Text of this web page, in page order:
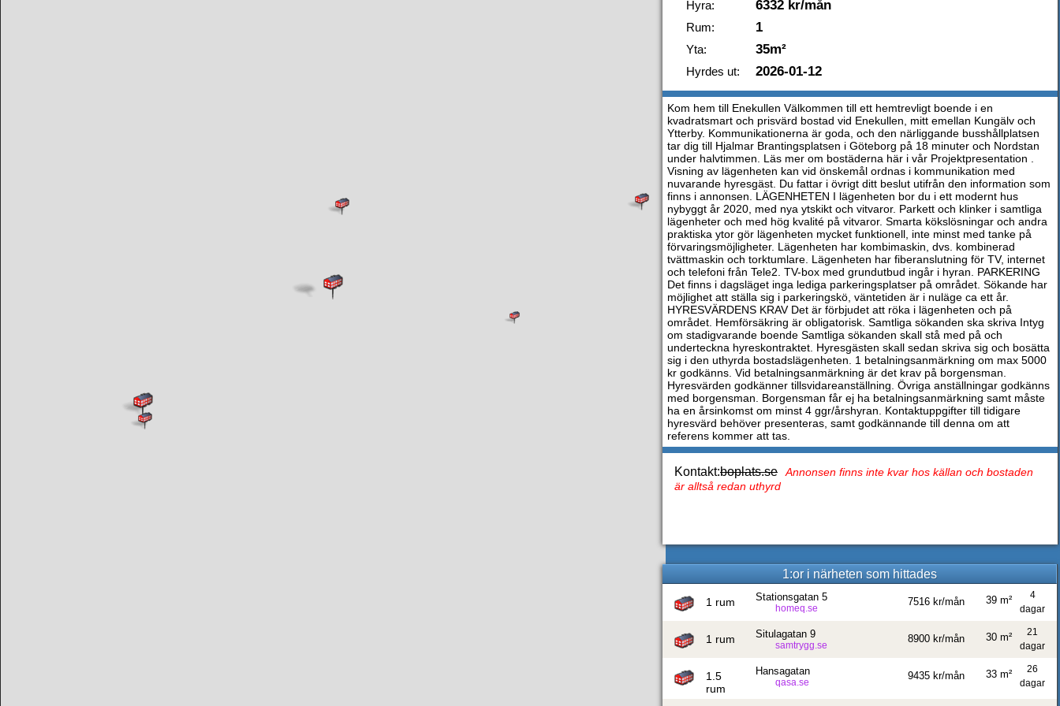
Hyra: 6332 kr/mån
Rum: 1
Yta: 35m²
Hyrdes ut: 2026-01-12
Kom hem till Enekullen Välkommen till ett hemtrevligt boende i en
kvadratsmart och prisvärd bostad vid Enekullen, mitt emellan Kungälv och
Ytterby. Kommunikationerna är goda, och den närliggande busshållplatsen
tar dig till Hjalmar Brantingsplatsen i Göteborg på 18 minuter och Nordstan
under halvtimmen. Läs mer om bostäderna här i vår Projektpresentation .
Visning av lägenheten kan vid önskemål ordnas i kommunikation med
nuvarande hyresgäst. Du fattar i övrigt ditt beslut utifrån den information som
finns i annonsen. LÄGENHETEN I lägenheten bor du i ett modernt hus
nybyggt år 2020, med nya ytskikt och vitvaror. Parkett och klinker i samtliga
lägenheter och med hög kvalité på vitvaror. Smarta kökslösningar och andra
praktiska ytor gör lägenheten mycket funktionell, inte minst med tanke på
förvaringsmöjligheter. Lägenheten har kombimaskin, dvs. kombinerad
tvättmaskin och torktumlare. Lägenheten har fiberanslutning för TV, internet
och telefoni från Tele2. TV-box med grundutbud ingår i hyran. PARKERING
Det finns i dagsläget inga lediga parkeringsplatser på området. Sökande har
möjlighet att ställa sig i parkeringskö, väntetiden är i nuläge ca ett år.
HYRESVÄRDENS KRAV Det är förbjudet att röka i lägenheten och på
området. Hemförsäkring är obligatorisk. Samtliga sökanden ska skriva Intyg
om stadigvarande boende Samtliga sökanden skall stå med på och
underteckna hyreskontraktet. Hyresgästen skall sedan skriva sig och bosätta
sig i den uthyrda bostadslägenheten. 1 betalningsanmärkning om max 5000
kr godkänns. Vid betalningsanmärkning är det krav på borgensman.
Hyresvärden godkänner tillsvidareanställning. Övriga anställningar godkänns
med borgensman. Borgensman får ej ha betalningsanmärkning samt måste
ha en årsinkomst om minst 4 ggr/årshyran. Kontaktuppgifter till tidigare
hyresvärd behöver presenteras, samt godkännande till denna om att
referens kommer att tas.
Kontakt:boplats.se
Annonsen finns inte kvar hos källan och bostaden
är alltså redan uthyrd
1:or i närheten som hittades
1 rum Stationsgatan 5
homeq.se
7516 kr/mån
4
dagar
39 m²
1 rum Situlagatan 9
samtrygg.se
8900 kr/mån
21
dagar
30 m²
1.5
rum
Hansagatan
qasa.se
9435 kr/mån
26
dagar
33 m²